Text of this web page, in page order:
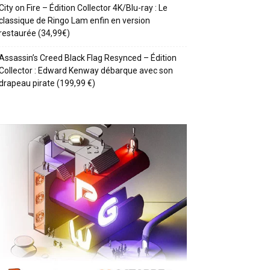
on Fire – Édition Collector 4K/Blu-ray : Le
de Ringo Lam enfin en version
(34,99€)
Creed Black Flag Resynced – Édition
: Edward Kenway débarque avec son
pirate (199,99 €)